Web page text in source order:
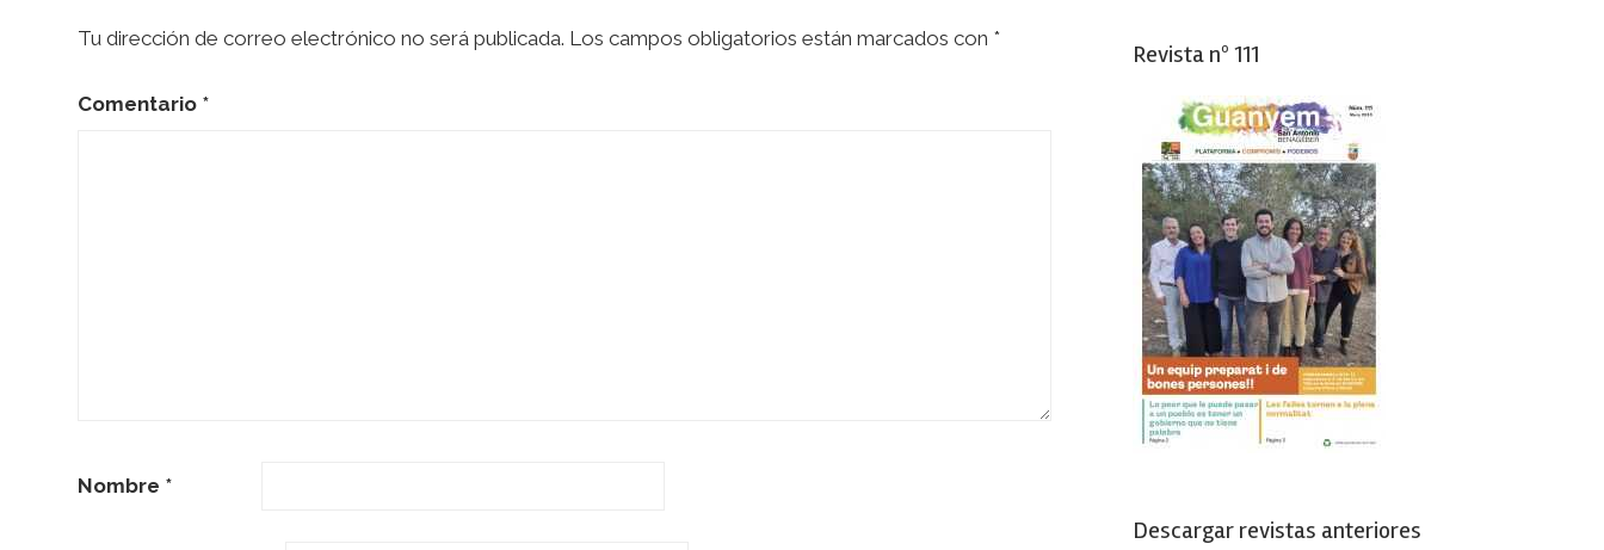
Tu dirección de correo electrónico no será publicada. Los campos obligatorios están marcados con *
Comentario *
Nombre *
Revista nº 111
Descargar revistas anteriores